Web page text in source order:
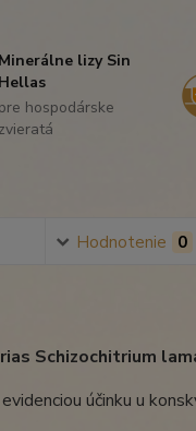
Minerálne lizy Sin
Hellas
pre hospodárske
zvieratá
Hodnotenie 0
Schizochitrium
účinku u